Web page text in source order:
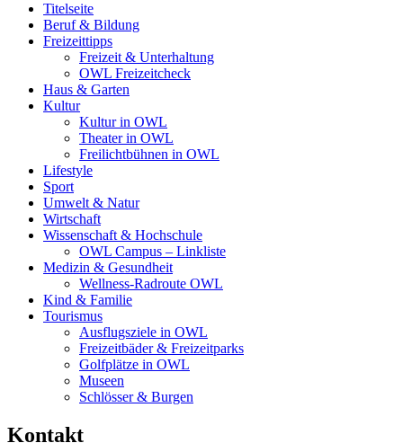
Titelseite
Beruf & Bildung
Freizeittipps
Freizeit & Unterhaltung
OWL Freizeitcheck
Haus & Garten
Kultur
Kultur in OWL
Theater in OWL
Freilichtbühnen in OWL
Lifestyle
Sport
Umwelt & Natur
Wirtschaft
Wissenschaft & Hochschule
OWL Campus – Linkliste
Medizin & Gesundheit
Wellness-Radroute OWL
Kind & Familie
Tourismus
Ausflugsziele in OWL
Freizeitbäder & Freizeitparks
Golfplätze in OWL
Museen
Schlösser & Burgen
Kontakt